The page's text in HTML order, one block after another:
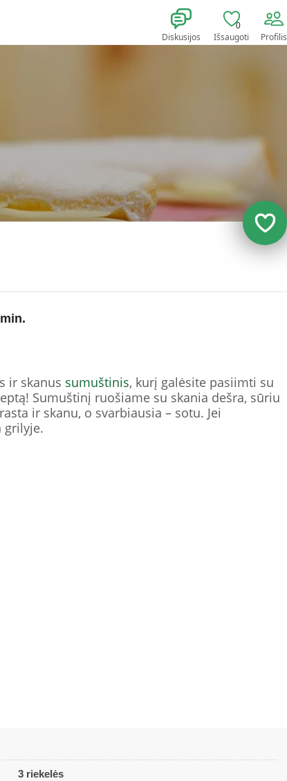
Diskusijos
0
Išsaugoti Profilis
ir skanus sumuštinis, kurį galėsite pasiimti su
Sumuštinį ruošiame su skania dešra, sūriu
ir skanu, o svarbiausia – sotu. Jei
grilyje.
3 riekelės